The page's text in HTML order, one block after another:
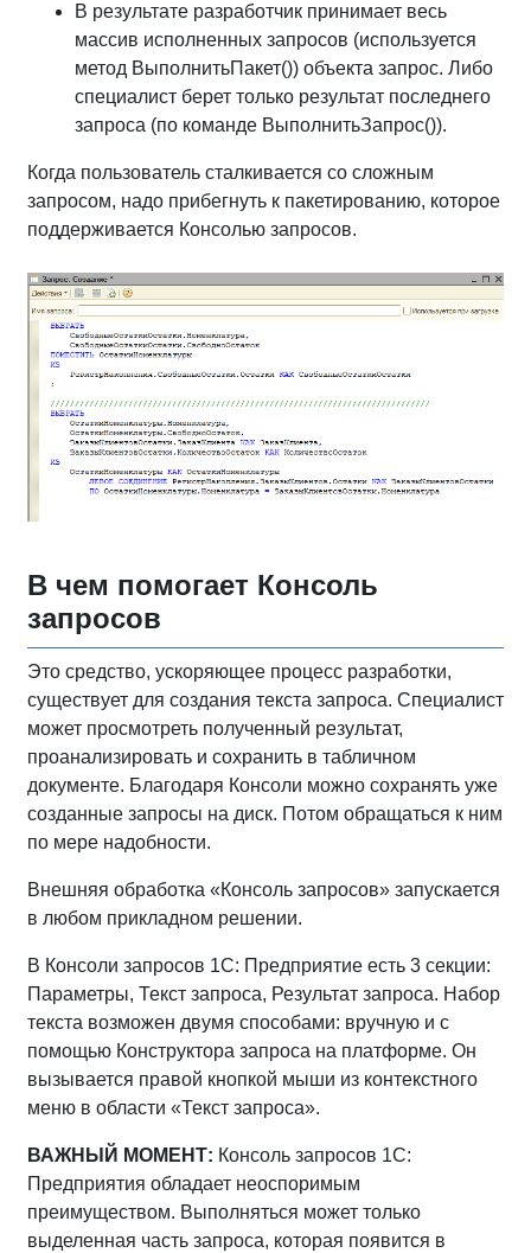
В результате разработчик принимает весь
массив исполненных запросов (используется
метод ВыполнитьПакет()) объекта запрос. Либо
специалист берет только результат последнего
запроса (по команде ВыполнитьЗапрос()).
Когда пользователь сталкивается со сложным
запросом, надо прибегнуть к пакетированию, которое
поддерживается Консолью запросов.
В чем помогает Консоль
запросов
Это средство, ускоряющее процесс разработки,
существует для создания текста запроса. Специалист
может просмотреть полученный результат,
проанализировать и сохранить в табличном
документе. Благодаря Консоли можно сохранять уже
созданные запросы на диск. Потом обращаться к ним
по мере надобности.
Внешняя обработка «Консоль запросов» запускается
в любом прикладном решении.
В Консоли запросов 1С: Предприятие есть 3 секции:
Параметры, Текст запроса, Результат запроса. Набор
текста возможен двумя способами: вручную и с
помощью Конструктора запроса на платформе. Он
вызывается правой кнопкой мыши из контекстного
меню в области «Текст запроса».
ВАЖНЫЙ МОМЕНТ: Консоль запросов 1С:
Предприятия обладает неоспоримым
преимуществом. Выполняться может только
выделенная часть запроса, которая появится в